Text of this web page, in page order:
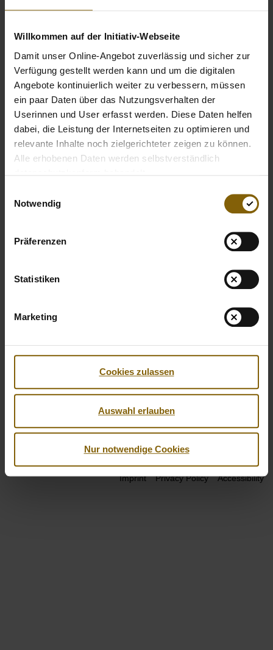
Willkommen auf der Initiativ-Webseite
Damit unser Online-Angebot zuverlässig und sicher zur
Verfügung gestellt werden kann und um die digitalen
Angebote kontinuierlich weiter zu verbessern, müssen
ein paar Daten über das Nutzungsverhalten der
Userinnen und User erfasst werden. Diese Daten helfen
dabei, die Leistung der Internetseiten zu optimieren und
relevante Inhalte noch zielgerichteter zeigen zu können.
Alle erhobenen Daten werden selbstverständlich
Notwendig
Präferenzen
Statistiken
Marketing
Cookies zulassen
Auswahl erlauben
Nur notwendige Cookies
fraud, for equal opportunities in fair competitions and for
jointly laid down." More at:www.german-
weightlifting.de/anti-doping/
Facebook
TwitterInstagramYoutubeLinkedIn
© 2026 by Nationale Anti Doping Agentur
Imprint Privacy Policy Accessibility